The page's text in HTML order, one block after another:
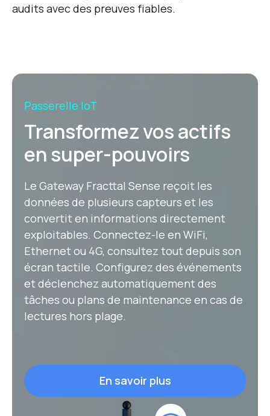
audits avec des preuves fiables.
Passerelle IoT
Transformez vos actifs
en super-pouvoirs
Le Gateway Fracttal Sense reçoit les
données de plusieurs capteurs et les
convertit en informations directement
exploitables. Connectez-le en WiFi,
Ethernet ou 4G, consultez tout depuis son
écran tactile. Configurez des événements
et déclenchez automatiquement des
tâches ou plans de maintenance en cas de
lectures hors plage.
En savoir plus